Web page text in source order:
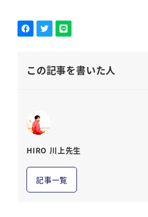
この記事を書いた人
HIRO 川上先生
記事一覧